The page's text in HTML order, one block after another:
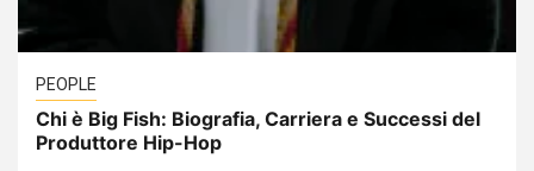
PEOPLE
Chi è Big Fish: Biografia, Carriera e Successi del
Produttore Hip-Hop